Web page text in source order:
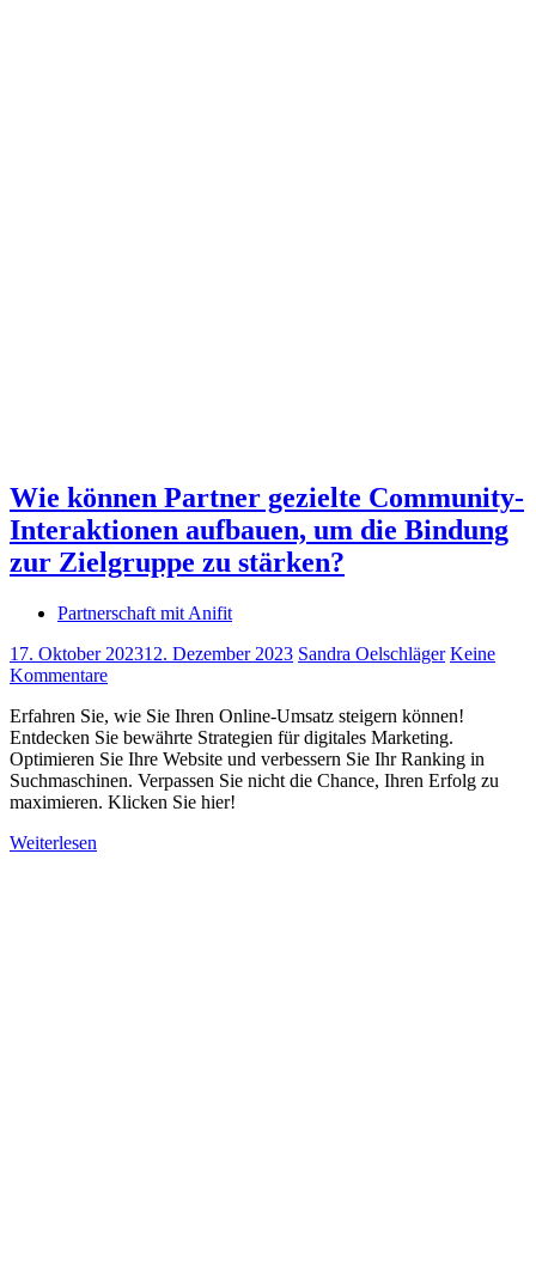
Wie können Partner gezielte Community-
Interaktionen aufbauen, um die Bindung
zur Zielgruppe zu stärken?
Partnerschaft mit Anifit
17. Oktober 202312. Dezember 2023 Sandra Oelschläger Keine
Kommentare
Erfahren Sie, wie Sie Ihren Online-Umsatz steigern können!
Entdecken Sie bewährte Strategien für digitales Marketing.
Optimieren Sie Ihre Website und verbessern Sie Ihr Ranking in
Suchmaschinen. Verpassen Sie nicht die Chance, Ihren Erfolg zu
maximieren. Klicken Sie hier!
Weiterlesen